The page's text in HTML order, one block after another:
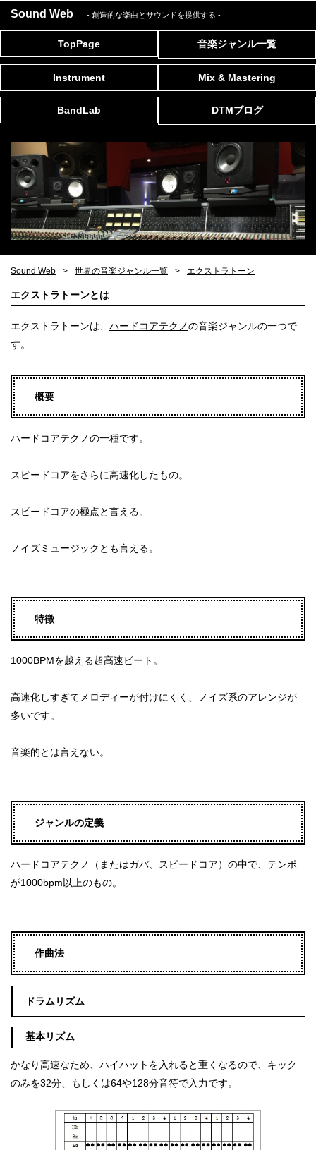
Sound Web - 創造的な楽曲とサウンドを提供する -
TopPage 音楽ジャンル一覧
Instrument Mix & Mastering
BandLab DTMブログ
Sound Web 世界の音楽ジャンル一覧 エクストラトーン
エクストラトーンとは
エクストラトーンは、 ハードコアテクノの音楽ジャンルの一つで
す。
概要
ハードコアテクノの一種です。
スピードコアをさらに高速化したもの。
スピードコアの極点と言える。
ノイズミュージックとも言える。
特徴
1000BPMを越える超高速ビート。
高速化しすぎてメロディーが付けにくく、ノイズ系のアレンジが
多いです。
音楽的とは言えない。
ジャンルの定義
ハードコアテクノ（またはガバ、スピードコア）の中で、テンポ
が1000bpm以上のもの。
作曲法
ドラムリズム
基本リズム
かなり高速なため、ハイハットを入れると重くなるので、キック
のみを32分、もしくは64や128分音符で入力です。